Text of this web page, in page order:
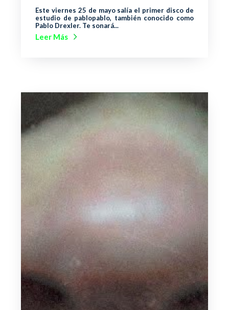
Este viernes 25 de mayo salía el primer disco de
estudio de pablopablo, también conocido como
Pablo Drexler. Te sonará...
Leer Más